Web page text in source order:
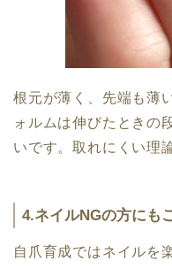
根元が薄く、先端も薄
ォルムは伸びたときの
いです。取れにくい理
4.ネイルNGの方にも
自爪育成ではネイルを